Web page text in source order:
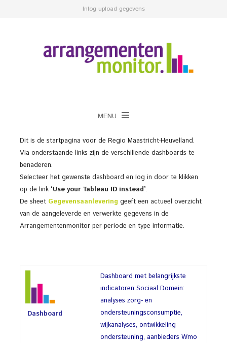
Inlog upload gegevens
MENU
Dit is de startpagina voor de Regio Maastricht-Heuvelland.
Via onderstaande links zijn de verschillende dashboards te
benaderen.
Selecteer het gewenste dashboard en log in door te klikken
op de link ‘Use your Tableau ID instead’.
De sheet Gegevensaanlevering geeft een actueel overzicht
van de aangeleverde en verwerkte gegevens in de
Arrangementenmonitor per periode en type informatie.
Dashboard
Dashboard met belangrijkste
indicatoren Sociaal Domein:
analyses zorg- en
ondersteuningsconsumptie,
wijkanalyses, ontwikkeling
ondersteuning, aanbieders Wmo